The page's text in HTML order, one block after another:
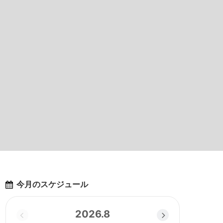
今月のスケジュール
2026.8